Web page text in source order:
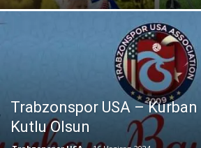
Trabzonspor USA – Kurban
Kutlu Olsun